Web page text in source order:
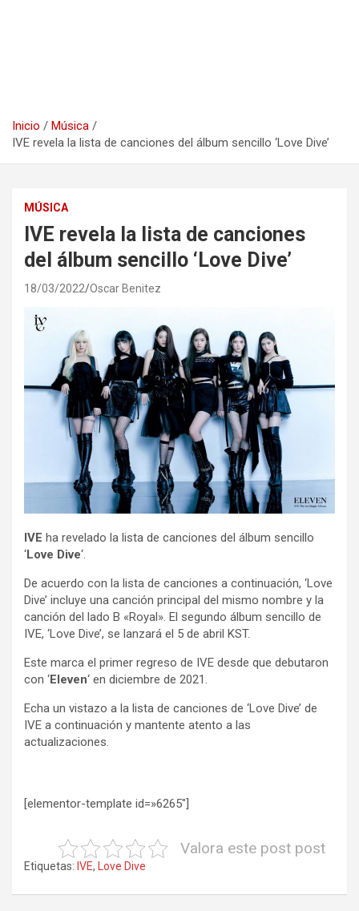
Inicio
Música
IVE revela la lista de canciones del álbum sencillo ‘Love Dive’
MÚSICA
IVE revela la lista de canciones
del álbum sencillo ‘Love Dive’
18/03/2022 Oscar Benitez
IVE ha revelado la lista de canciones del álbum sencillo
‘Love Dive‘.
De acuerdo con la lista de canciones a continuación, ‘Love
Dive’ incluye una canción principal del mismo nombre y la
canción del lado B «Royal». El segundo álbum sencillo de
IVE, ‘Love Dive’, se lanzará el 5 de abril KST.
Este marca el primer regreso de IVE desde que debutaron
con ‘Eleven‘ en diciembre de 2021.
Echa un vistazo a la lista de canciones de ‘Love Dive’ de
IVE a continuación y mantente atento a las
actualizaciones.
[elementor-template id=»6265″]
Valora este post post
Etiquetas: IVE, Love Dive